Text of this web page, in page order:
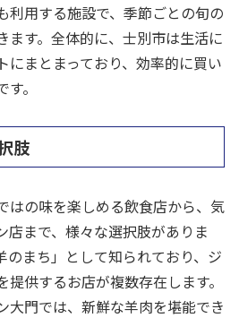
利用する施設で、季節ごとの旬の
ます。全体的に、士別市は生活に
にまとまっており、効率的に買い
。
肢
はの味を楽しめる飲食店から、気
店まで、様々な選択肢がありま
のまち」として知られており、ジ
供するお店が複数存在します。
大門では、新鮮な羊肉を堪能でき